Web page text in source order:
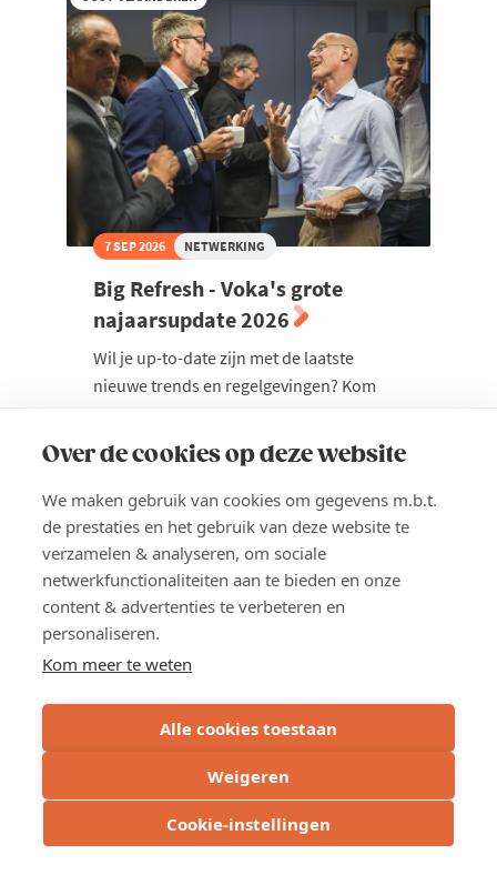
Over de cookies op deze website
We maken gebruik van cookies om gegevens m.b.t.
de prestaties en het gebruik van deze website te
verzamelen & analyseren, om sociale
netwerkfunctionaliteiten aan te bieden en onze
content & advertenties te verbeteren en
personaliseren.
Kom meer te weten
Alle cookies toestaan
Weigeren
Cookie-instellingen
7 SEP 2026 NETWERKING
Big Refresh - Voka's grote
najaarsupdate 2026
Wil je up-to-date zijn met de laatste
nieuwe trends en regelgevingen? Kom
Voka's Big Refresh. Een voormiddag vol
gratis leermomenten over verschillende
‘hot’ topics. Kies sessies die je interessant
vindt en maak kennis met diverse
partners en collega-bedrijven. De topics
die aan bod komen zijn o.a. HR, finance,
digitalisering... We eindigen de
voormiddag met een lunch en keynote.
Locatie
Gratis voor leden mits inschrijving